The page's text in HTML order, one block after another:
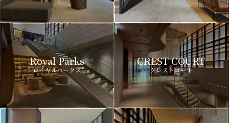
Royal Parks
ロイヤルパークス
CREST COURT
クレストコート